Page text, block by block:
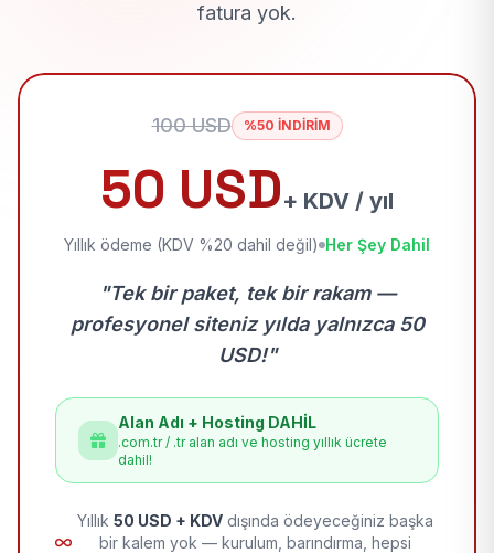
fatura yok.
100 USD %50 İNDİRİM
50 USD+ KDV / yıl
Yıllık ödeme (KDV %20 dahil değil) Her Şey Dahil
"Tek bir paket, tek bir rakam —
profesyonel siteniz yılda yalnızca 50
USD!"
Alan Adı + Hosting DAHİL
.com.tr / .tr alan adı ve hosting yıllık ücrete
dahil!
Yıllık 50 USD + KDV dışında ödeyeceğiniz başka
bir kalem yok — kurulum, barındırma, hepsi